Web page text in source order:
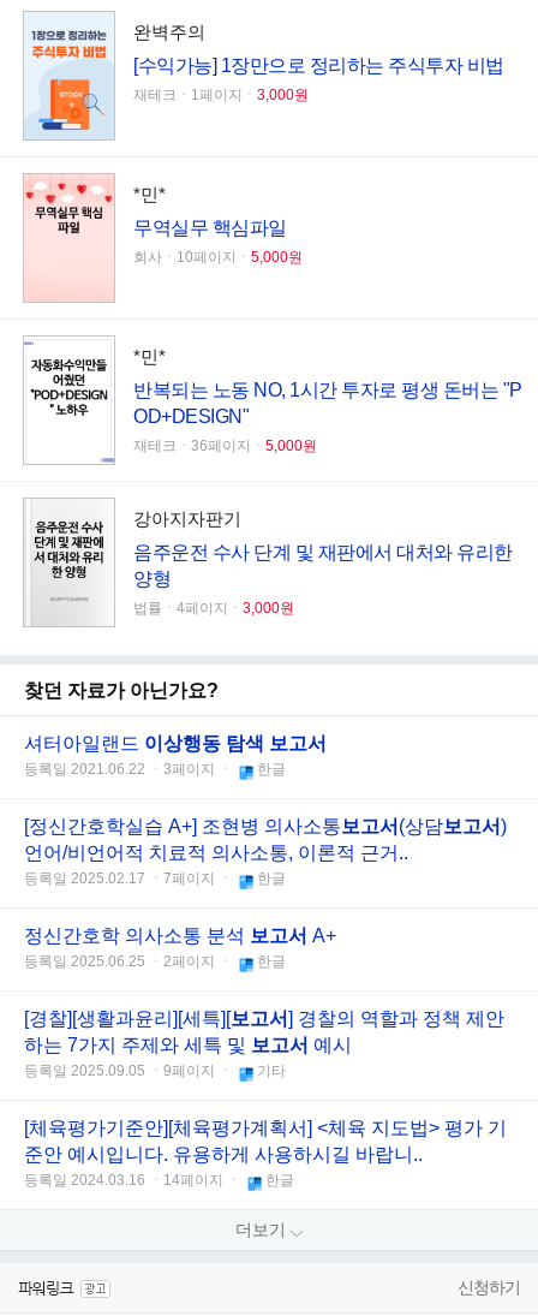
완벽주의
[수익가능] 1장만으로 정리하는 주식투자 비법
재테크ㆍ1페이지ㆍ 3,000원
*민*
무역실무 핵심파일
회사ㆍ10페이지ㆍ 5,000원
*민*
반복되는 노동 NO, 1시간 투자로 평생 돈버는 "P
OD+DESIGN"
재테크ㆍ36페이지ㆍ 5,000원
강아지자판기
음주운전 수사 단계 및 재판에서 대처와 유리한
양형
법률ㆍ4페이지ㆍ 3,000원
찾던 자료가 아닌가요?
셔터아일랜드 이상행동 탐색 보고서
등록일 2021.06.22 ㆍ3페이지 ㆍ 한글
[정신간호학실습 A+] 조현병 의사소통보고서 (상담보고서)
언어/비언어적 치료적 의사소통, 이론적 근거..
등록일 2025.02.17 ㆍ7페이지 ㆍ 한글
정신간호학 의사소통 분석 보고서 A+
등록일 2025.06.25 ㆍ2페이지 ㆍ 한글
[경찰][생활과윤리][세특][보고서] 경찰의 역할과 정책 제안
하는 7가지 주제와 세특 및 보고서 예시
등록일 2025.09.05 ㆍ9페이지 ㆍ 기타
[체육평가기준안][체육평가계획서] <체육 지도법> 평가 기
준안 예시입니다. 유용하게 사용하시길 바랍니..
등록일 2024.03.16 ㆍ14페이지 ㆍ 한글
더보기
신청하기